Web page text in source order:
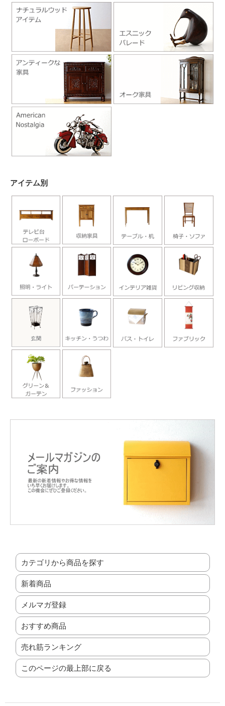
アイテム別
カテゴリから商品を探す
新着商品
メルマガ登録
おすすめ商品
売れ筋ランキング
このページの最上部に戻る